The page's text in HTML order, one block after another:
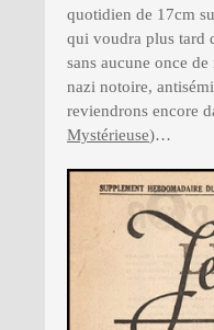
quotidien de 17cm
qui voudra plus tard
sans aucune once
nazi notoire,
reviendrons encore
Mystérieuse)…